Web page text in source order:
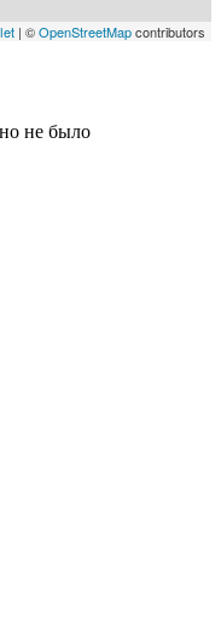
| ©OpenStreetMapcontributors
не было